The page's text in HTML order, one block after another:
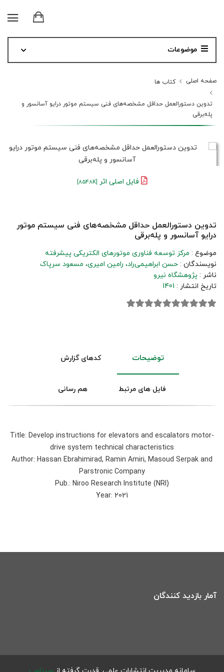
موضوعات
صفحه اصلی کتاب ها
تدوین دستورالعمل حداقل مشخصه‌های فنی سیستم موتور درایو آسانسور و
پله‌برقی
فایل اصلی اثر [8548K]
تدوین دستورالعمل حداقل مشخصه‌های فنی سیستم موتور
درایو آسانسور و پله‌برقی
موضوع : مرکز توسعه فناوری موتورهای الکتریکی پیشرفته
نویسندگان : حسن ابراهیمی‌راد رامین امیری مسعود سرپاک
ناشر : پژوهشگاه نیرو
تاریخ انتشار : 1401
توضیحات کدهای گزارش
فایل های مرتبط هم رسانی
Title: Develop instructions for elevators and escalators motor-
drive system technical characteristics
Author: Hassan Ebrahimirad, Ramin Amiri, Masoud Serpak and
Parstronic Company
Pub.: Niroo Research Institute (NRI)
Year: 2021
آمار بازدید کنندگان